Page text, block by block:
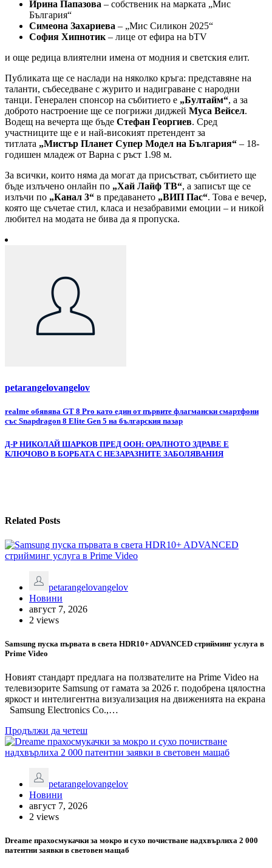
Ирина Папазова – собственик на марката „Мис
България“
Симеона Захариева – „Мис Силикон 2025“
София Хипнотик– лице от ефира на bTV
и още редица влиятелни имена от модния и светския елит.
Публиката ще се наслади на няколко кръга: представяне на
таланти, събеседване с журито и надиграване с народни
танци. Генерален спонсор на събитието е „Бултайм“, а за
доброто настроение ще се погрижи диджей Муса Вейсел.
Водещ на вечерта ще бъде Стефан Георгиев. Сред
участниците ще е и най-високият претендент за
титлата „Мистър Планет Супер Модел на България“ – 18-
годишен младеж от Варна с ръст 1.98 м.
За всички, които няма да могат да присъстват, събитието ще
бъде излъчено онлайн по „Хай Лайф ТВ“, а записът ще се
излъчи по „Канал 3“ в предаването „ВИП Пас“. Това е вечер,
която ще съчетае стил, класа и незабравими емоции – и никой
любител на модата не бива да я пропуска.
petarangelovangelov
Навигация
realme обявява GT 8 Pro като един от първите флагмански смартфони
със Snapdragon 8 Elite Gen 5 на българския пазар
Д-Р НИКОЛАЙ ШАРКОВ ПРЕД ООН: ОРАЛНОТО ЗДРАВЕ Е
КЛЮЧОВО В БОРБАТА С НЕЗАРАЗНИТЕ ЗАБОЛЯВАНИЯ
Related Posts
petarangelovangelov
Новини
август 7, 2026
2 views
Samsung пуска първата в света HDR10+ ADVANCED стрийминг услуга в
Prime Video
Новият стандарт предлага на ползвателите на Prime Video на
телевизорите Samsung от гамата за 2026 г. подобрена цялостна
яркост и интелигентна визуализация на движенията на екрана
Samsung Electronics Co.,…
Продължи да четеш
petarangelovangelov
Новини
август 7, 2026
2 views
Dreame прахосмукачки за мокро и сухо почистване надхвърлиха 2 000
патентни заявки в световен мащаб